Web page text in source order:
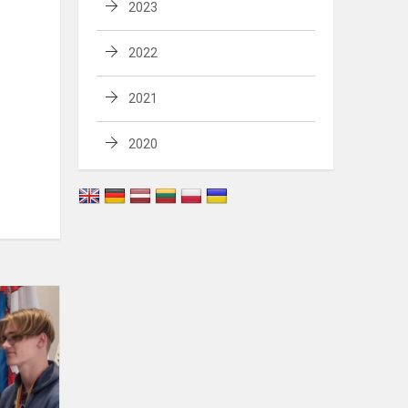
ekonomikos
ir
verslo
2023
2022
2021
2020